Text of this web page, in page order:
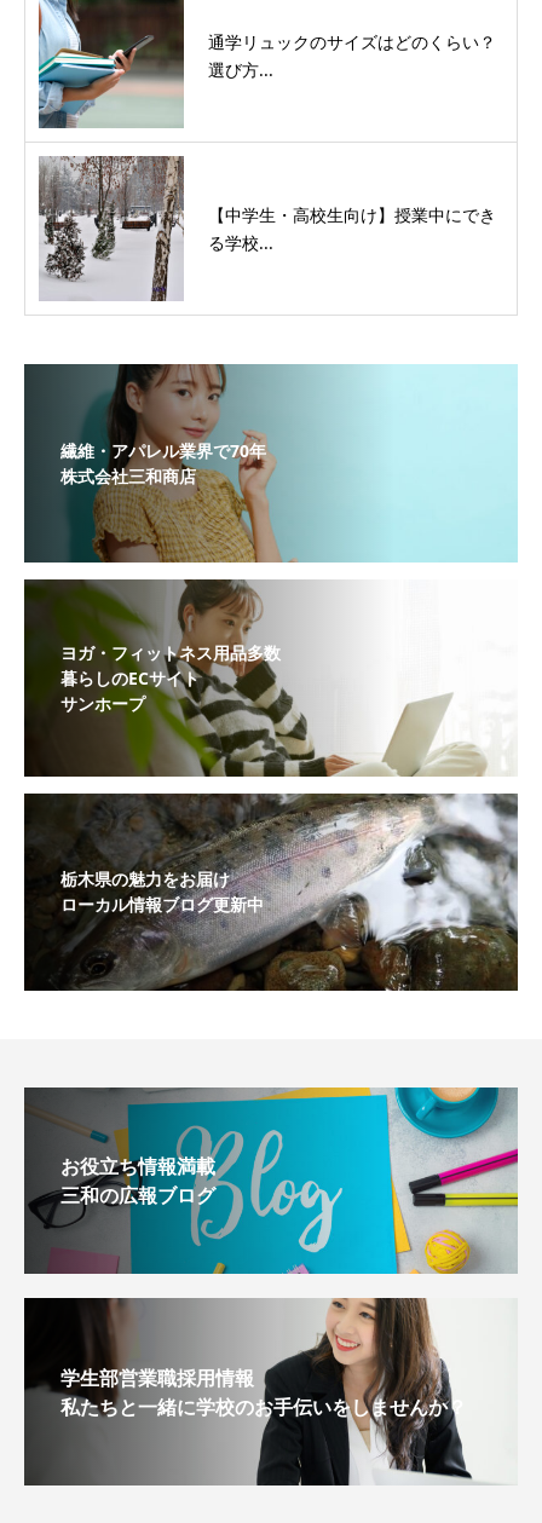
通学リュックのサイズはどのくらい？
選び方...
【中学生・高校生向け】授業中にでき
る学校...
繊維・アパレル業界で70年
株式会社三和商店
ヨガ・フィットネス用品多数
暮らしのECサイト
サンホープ
栃木県の魅力をお届け
ローカル情報ブログ更新中
お役立ち情報満載
三和の広報ブログ
学生部営業職採用情報
私たちと一緒に学校のお手伝いをしませんか？